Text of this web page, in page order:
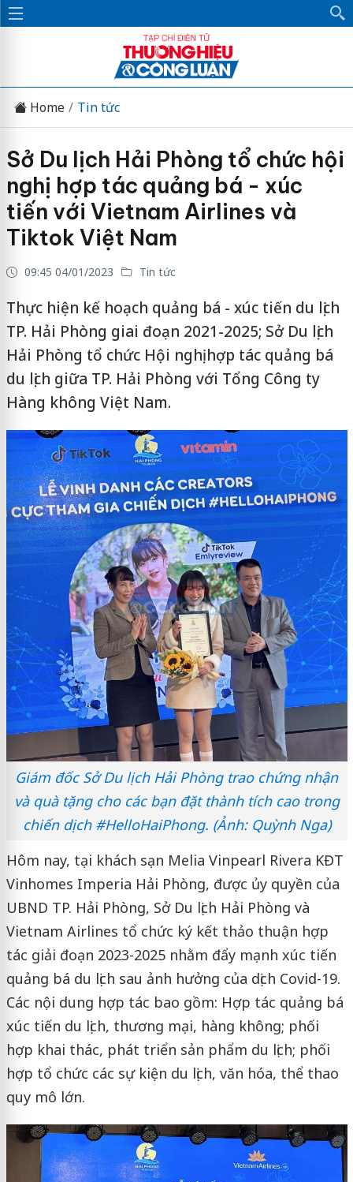
Home Tin tức
Sở Du lịch Hải Phòng tổ chức hội
nghị hợp tác quảng bá - xúc
tiến với Vietnam Airlines và
Tiktok Việt Nam
09:45 04/01/2023 Tin tức
Thực hiện kế hoạch quảng bá - xúc tiến du lịch
TP. Hải Phòng giai đoạn 2021-2025; Sở Du lịch
Hải Phòng tổ chức Hội nghị hợp tác quảng bá
du lịch giữa TP. Hải Phòng với Tổng Công ty
Hàng không Việt Nam.
Giám đốc Sở Du lịch Hải Phòng trao chứng nhận
và quà tặng cho các bạn đặt thành tích cao trong
chiến dịch #HelloHaiPhong. (Ảnh: Quỳnh Nga)
Hôm nay, tại khách sạn Melia Vinpearl Rivera KĐT
Vinhomes Imperia Hải Phòng, được ủy quyền của
UBND TP. Hải Phòng, Sở Du lịch Hải Phòng và
Vietnam Airlines tổ chức ký kết thảo thuận hợp
tác giải đoạn 2023-2025 nhằm đẩy mạnh xúc tiến
quảng bá du lịch sau ảnh hưởng của dịch Covid-19.
Các nội dung hợp tác bao gồm: Hợp tác quảng bá
xúc tiến du lịch, thương mại, hàng không; phối
hợp khai thác, phát triển sản phẩm du lịch; phối
hợp tổ chức các sự kiện du lịch, văn hóa, thể thao
quy mô lớn.